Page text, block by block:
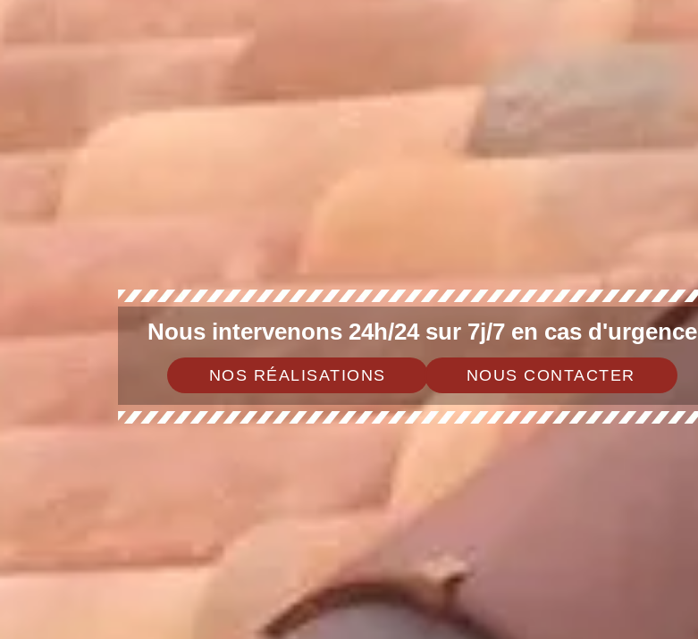
Nous intervenons 24h/24 sur 7j/7 en cas d'urgence
NOS RÉALISATIONS NOUS CONTACTER